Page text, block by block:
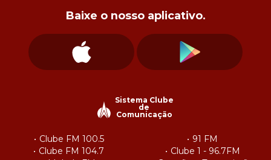
Baixe o nosso aplicativo.
Sistema Clube
de
Comunicação
Clube FM 100.5
Clube FM 104.7
91 FM
Clube 1 - 96.7FM